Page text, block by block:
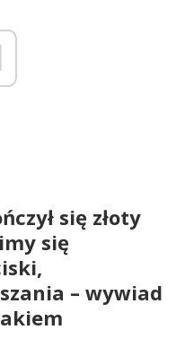
się złoty
się
– wywiad